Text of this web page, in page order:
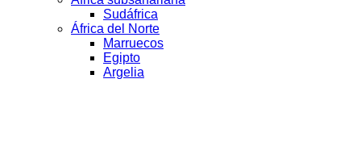
Sudáfrica
África del Norte
Marruecos
Egipto
Argelia